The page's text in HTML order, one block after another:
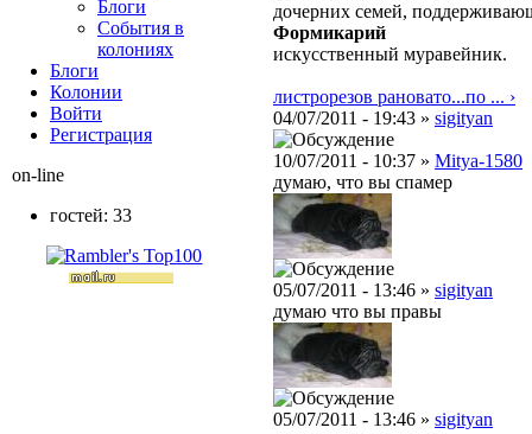
дочерних семей,
Формикарий
искусственный муравейник.
листрорезов рановато...по ... ›
04/07/2011 - 19:43 » sigityan
10/07/2011 - 10:37 » Mitya-1580
думаю, что вы спамер
05/07/2011 - 13:46 » sigityan
думаю что вы правы
05/07/2011 - 13:46 » sigityan
Блоги
События в
колониях
Блоги
Колонии
Войти
Peгиcтpaция
on-line
гостей: 33